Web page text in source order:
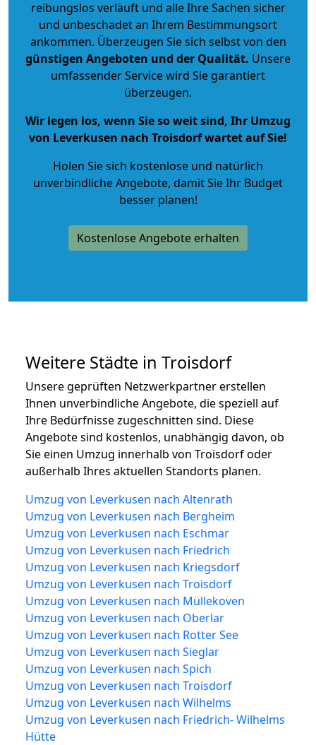
reibungslos verläuft und alle Ihre Sachen sicher
und unbeschadet an Ihrem Bestimmungsort
ankommen. Überzeugen Sie sich selbst von den
günstigen Angeboten und der Qualität. Unsere
umfassender Service wird Sie garantiert
überzeugen.
Wir legen los, wenn Sie so weit sind, Ihr Umzug
von Leverkusen nach Troisdorf wartet auf Sie!
Holen Sie sich kostenlose und natürlich
unverbindliche Angebote, damit Sie Ihr Budget
besser planen!
Kostenlose Angebote erhalten
Weitere Städte in Troisdorf
Unsere geprüften Netzwerkpartner erstellen
Ihnen unverbindliche Angebote, die speziell auf
Ihre Bedürfnisse zugeschnitten sind. Diese
Angebote sind kostenlos, unabhängig davon, ob
Sie einen Umzug innerhalb von Troisdorf oder
außerhalb Ihres aktuellen Standorts planen.
Umzug von Leverkusen nach Altenrath
Umzug von Leverkusen nach Bergheim
Umzug von Leverkusen nach Eschmar
Umzug von Leverkusen nach Friedrich
Umzug von Leverkusen nach Kriegsdorf
Umzug von Leverkusen nach Troisdorf
Umzug von Leverkusen nach Müllekoven
Umzug von Leverkusen nach Oberlar
Umzug von Leverkusen nach Rotter See
Umzug von Leverkusen nach Sieglar
Umzug von Leverkusen nach Spich
Umzug von Leverkusen nach Troisdorf
Umzug von Leverkusen nach Wilhelms
Umzug von Leverkusen nach Friedrich- Wilhelms
Hütte